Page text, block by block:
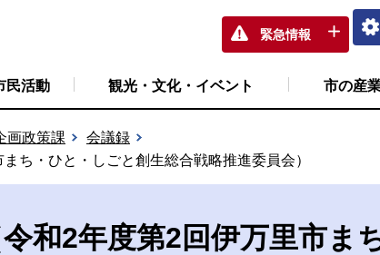
緊急情報
民活動 観光・文化・イベント 市の産
画政策課
会議録
ち・ひと・しごと創生総合戦略推進委員会）
和2年度第2回伊万里市ま